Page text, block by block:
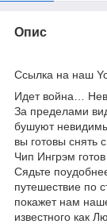
Опис
Ссылка на наш
Идет война…
За пределами
бушуют
вы готовы снять
Чип Ингрэм готов
Сядьте
путешествие по
покажет нам
известного как